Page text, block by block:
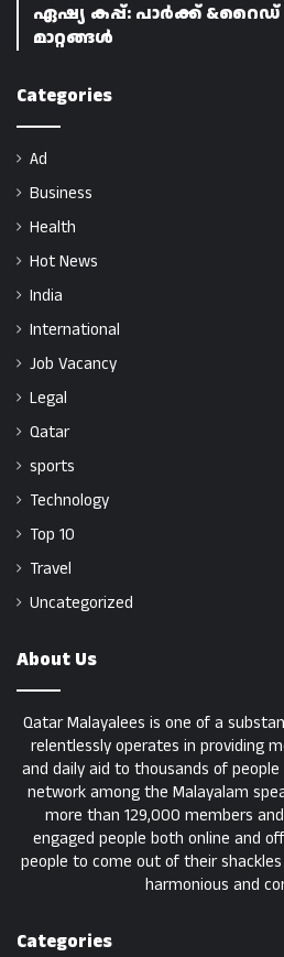
ഏഷ്യ കപ്പ്: പാർക്ക്
മാറ്റങ്ങൾ
Categories
Ad
Business
Health
Hot News
India
International
Job Vacancy
Legal
Qatar
sports
Technology
Top 10
Travel
Uncategorized
About Us
Qatar Malayalees is one of a
relentlessly operates in providing
and daily aid to thousands of
network among the Malayalam
more than 129,000 members
engaged people both online and
people to come out of their
harmonious and
Categories